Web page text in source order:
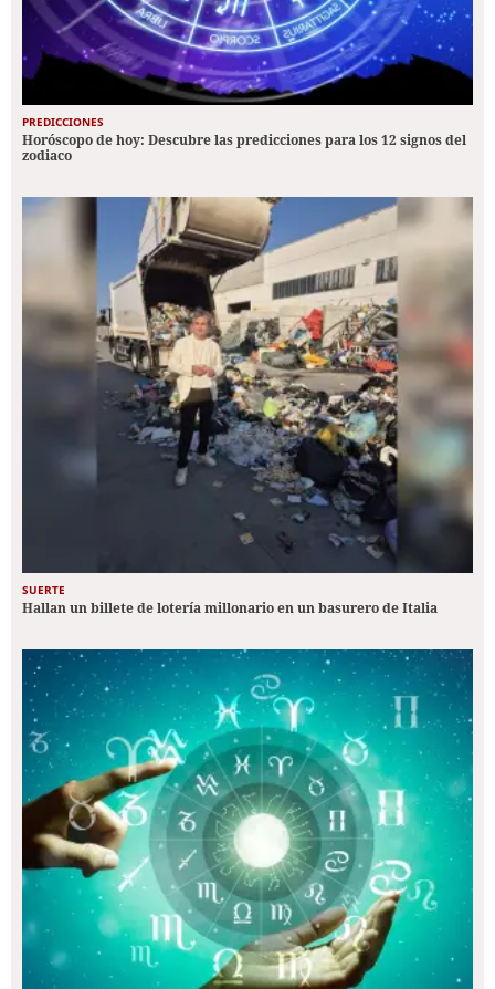
PREDICCIONES
Horóscopo de hoy: Descubre las predicciones para los 12 signos del
zodiaco
SUERTE
Hallan un billete de lotería millonario en un basurero de Italia